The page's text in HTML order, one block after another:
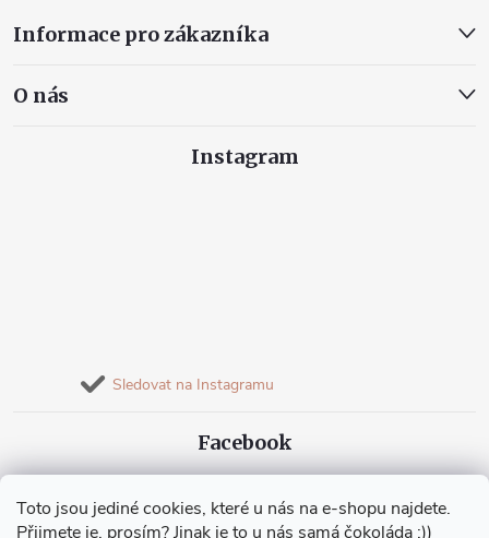
Toto jsou jediné cookies, které u nás na e-shopu najdete.
Přijmete je, prosím? Jinak je to u nás samá čokoláda :))
Informace pro zákazníka
O nás
Instagram
Sledovat na Instagramu
Facebook